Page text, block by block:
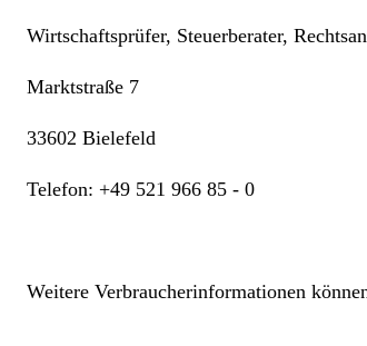
Wirtschaftsprüfer, Steuerberater,
Marktstraße 7
33602 Bielefeld
Telefon: +49 521 966 85 - 0
Weitere Verbraucherinformationen